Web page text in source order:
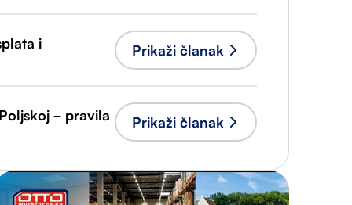
i
Prikaži članak
– pravila
Prikaži članak